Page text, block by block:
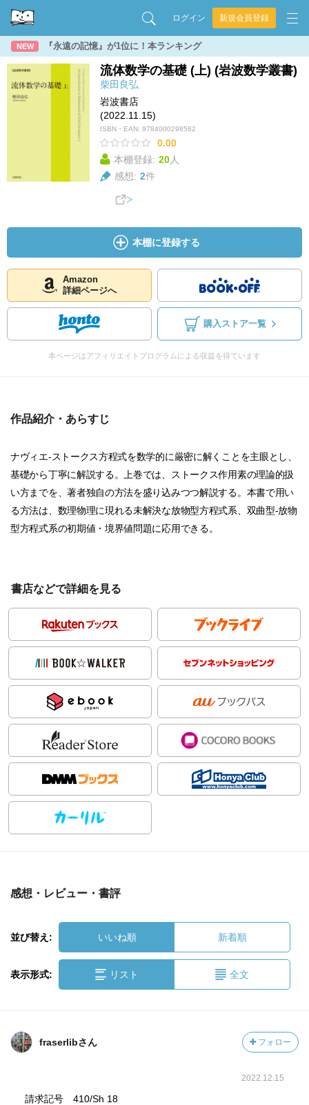
ログイン 新規会員登録
NEW 『永遠の記憶』が1位に！本ランキング
流体数学の基礎 (上) (岩波数学叢書)
柴田良弘
岩波書店
(2022.11.15)
ISBN・EAN: 9784000298582
0.00
本棚登録: 20人
感想: 2件
本棚に登録する
Amazon
詳細ページへ
購入ストア一覧
本ページはアフィリエイトプログラムによる収益を得ています
作品紹介・あらすじ
ナヴィエ-ストークス方程式を数学的に厳密に解くことを主眼とし、
基礎から丁寧に解説する。上巻では、ストークス作用素の理論的扱
い方までを、著者独自の方法を盛り込みつつ解説する。本書で用い
る方法は、数理物理に現れる未解決な放物型方程式系、双曲型-放物
型方程式系の初期値・境界値問題に応用できる。
書店などで詳細を見る
感想・レビュー・書評
並び替え: いいね順 新着順
表示形式: リスト 全文
fraserlibさん フォロー
2022.12.15
請求記号 410/Sh 18